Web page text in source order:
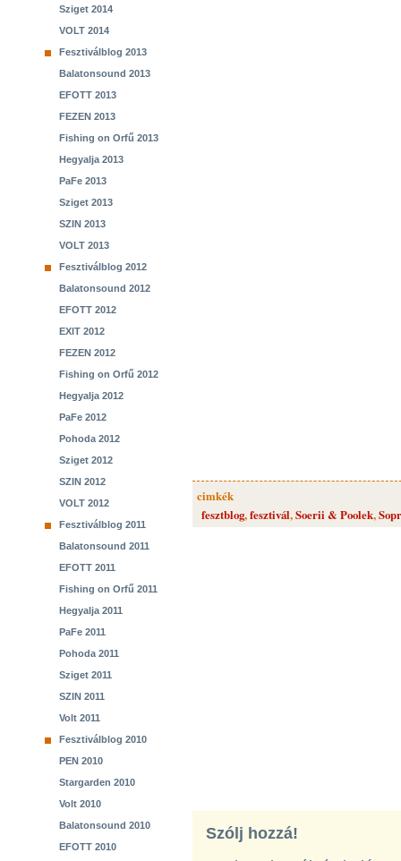
Sziget 2014
VOLT 2014
Fesztiválblog 2013
Balatonsound 2013
EFOTT 2013
FEZEN 2013
Fishing on Orfű 2013
Hegyalja 2013
PaFe 2013
Sziget 2013
SZIN 2013
VOLT 2013
Fesztiválblog 2012
Balatonsound 2012
EFOTT 2012
EXIT 2012
FEZEN 2012
Fishing on Orfű 2012
Hegyalja 2012
PaFe 2012
Pohoda 2012
Sziget 2012
SZIN 2012
VOLT 2012
Fesztiválblog 2011
Balatonsound 2011
EFOTT 2011
Fishing on Orfű 2011
Hegyalja 2011
PaFe 2011
Pohoda 2011
Sziget 2011
SZIN 2011
Volt 2011
Fesztiválblog 2010
PEN 2010
Stargarden 2010
Volt 2010
Balatonsound 2010
EFOTT 2010
cimkék
fesztblog,fesztivál,Soerii & Poolek,
Szólj hozzá!